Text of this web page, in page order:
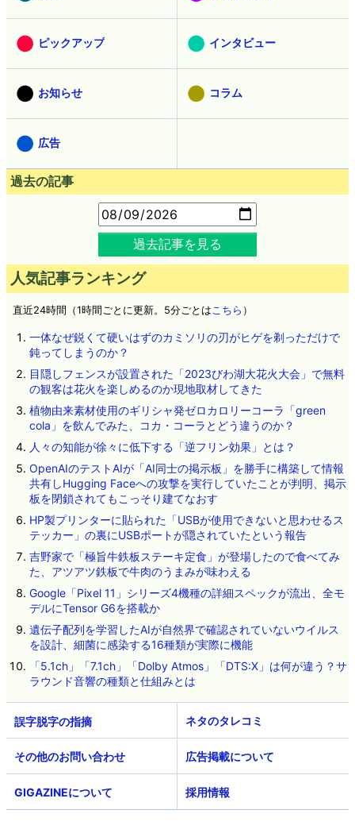
ピックアップ インタビュー
お知らせ コラム
広告
過去の記事
過去記事を見る
人気記事ランキング
直近24時間（1時間ごとに更新。5分ごとは こちら ）
一体なぜ鋭くて硬いはずのカミソリの刃がヒゲを剃っただけで
鈍ってしまうのか？
目隠しフェンスが設置された「2023びわ湖大花火大会」で無料
の観客は花火を楽しめるのか現地取材してきた
植物由来素材使用のギリシャ発ゼロカロリーコーラ「green
cola」を飲んでみた、コカ・コーラとどう違うのか？
人々の知能が徐々に低下する「逆フリン効果」とは？
OpenAIのテストAIが「AI同士の掲示板」を勝手に構築して情報
共有しHugging Faceへの攻撃を実行していたことが判明、掲示
板を閉鎖されてもこっそり建てなおす
HP製プリンターに貼られた「USBが使用できないと思わせるス
テッカー」の裏にUSBポートが隠されていたという報告
吉野家で「極旨牛鉄板ステーキ定食」が登場したので食べてみ
た、アツアツ鉄板で牛肉のうまみが味わえる
Google「Pixel 11」シリーズ4機種の詳細スペックが流出、全モ
デルにTensor G6を搭載か
遺伝子配列を学習したAIが自然界で確認されていないウイルス
を設計、細菌に感染する16種類が実際に機能
「5.1ch」「7.1ch」「Dolby Atmos」「DTS:X」は何が違う？サ
ラウンド音響の種類と仕組みとは
ネタのタレコミ
その他のお問い合わせ 広告掲載について
GIGAZINEについて 採用情報